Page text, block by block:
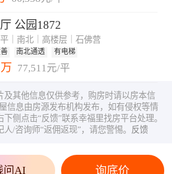
公园1872
平｜南北｜高楼层｜石佛营
南北通透 有电梯
77,511元/平
及其他信息仅供参考，购房时请以房本信
信息由房源发布机构发布，如有侵权等情
侧点击“反馈”联系幸福里找房平台处理。
/咨询师“返佣返现”，请您警惕。
反馈
问AI 询底价